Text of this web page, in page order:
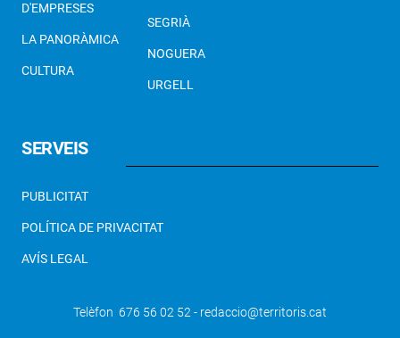
D'EMPRESES
LA PANORÀMICA
CULTURA
SEGRIÀ
NOGUERA
URGELL
SERVEIS
PUBLICITAT
POLÍTICA DE PRIVACITAT
AVÍS LEGAL
Telèfon 676 56 02 52 - redaccio@territoris.cat